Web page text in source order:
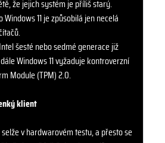
že jejich systém je příliš starý.
11 je způsobilá jen necelá
šesté nebo sedmé generace již
Windows 11 vyžaduje kontroverzní
Module (TPM) 2.0.
klient
v hardwarovém testu, a přesto se